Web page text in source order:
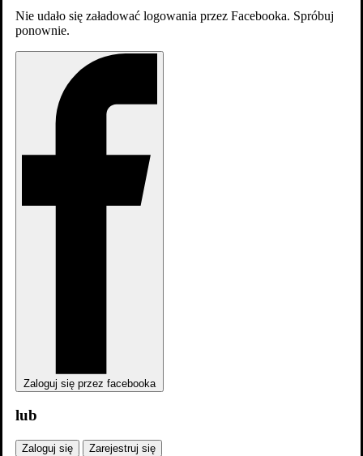
Aktorzy
Średnia
Wir sind das Volk – Liebe kennt keine Grenzen
Sven Schell
2008
Pozostałe informacje
Nie udało się załadować logowania przez Facebooka. Spróbuj
ponownie.
Zaloguj się przez facebooka
lub
Zaloguj się Zarejestruj się